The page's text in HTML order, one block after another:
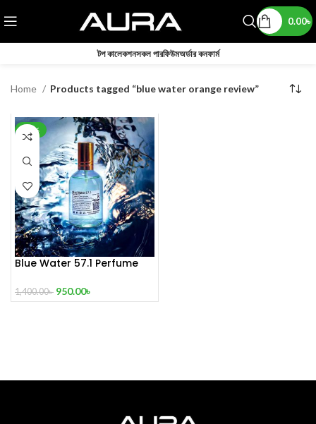
0.00৳
টপ কালেকশনসকল পারফিউমঅর্ডার কনফার্ম
Home Products tagged “blue water orange review”
-32%
Blue Water 57.1 Perfume
1,400.00৳ 950.00৳